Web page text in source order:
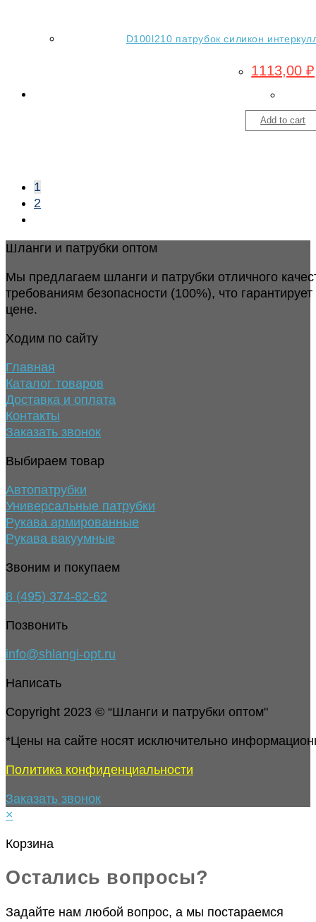
D100l210 патрубок силикон
1113,00₽
Add to cart
1
2
Шланги и патрубки оптом
Мы предлагаем шланги и патрубки отличного
требованиям безопасности (100%), что
цене.
Ходим по сайту
Главная
Каталог товаров
Доставка и оплата
Контакты
Заказать звонок
Выбираем товар
Автопатрубки
Универсальные патрубки
Рукава армированные
Рукава вакуумные
Звоним и покупаем
8 (495) 374-82-62
Позвонить
info@shlangi-opt.ru
Написать
Copyright 2023 © “Шланги и патрубки оптом"
*Цены на сайте носят исключительно
Политика конфиденциальности
Заказать звонок
×
Корзина
Остались вопросы?
Задайте нам любой вопрос, а мы постараемся